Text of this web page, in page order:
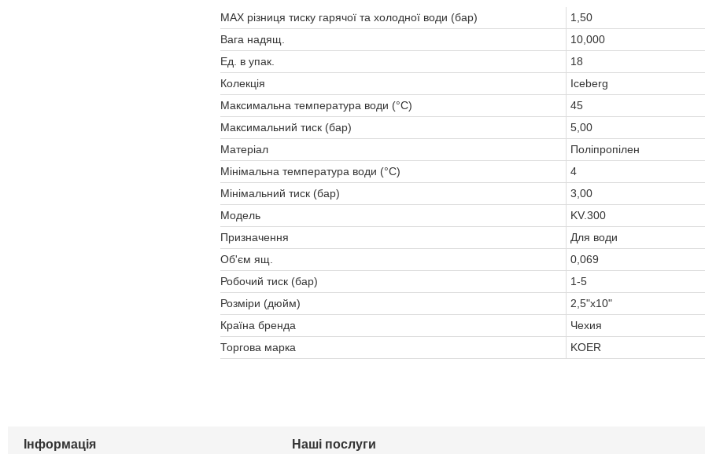
MAX різниця тиску гарячої та холодної води (бар)
1,50
Вага надящ.
10,000
Ед. в упак.
18
Колекція
Iceberg
Максимальна температура води (°C)
45
Максимальний тиск (бар)
5,00
Матеріал
Поліпропілен
Мінімальна температура води (°C)
4
Мінімальний тиск (бар)
3,00
Мoдель
KV.300
Призначення
Для води
Об'єм ящ.
0,069
Робочий тиск (бар)
1-5
Розміри (дюйм)
2,5"х10"
Країна бренда
Чехия
Торгова марка
KOER
Інформація Наші послуги